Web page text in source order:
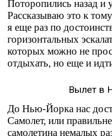
Поторопились назад и
Рассказываю это к
я еще раз по
горизонтальных
которых можно не
отдыхать, но еще и
Вылет в
До Нью-Йорка нас
Самолет, или
самолетина немалых